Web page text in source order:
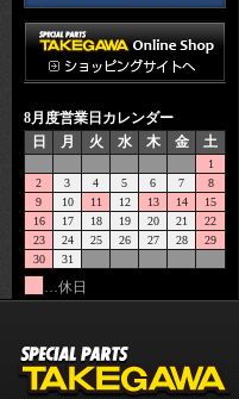
8月度営業日カレンダー
日
月 火 水 木 金 土
1
2
3 4 5 6 7
8
9
10 11 12 13 14
15
16
17 18 19 20 21
22
23
24 25 26 27 28
29
30
31
…休日